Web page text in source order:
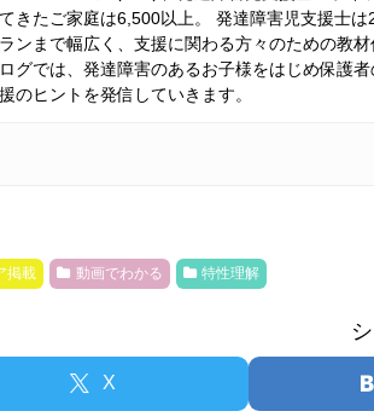
きたご家庭は6,500以上。 発達障害児支援士
ンまで幅広く、支援に関わる方々のための教
グでは、発達障害のあるお子様をはじめ保護
のヒントを発信していきます。
掲載 動画でわかる 特性理解
X